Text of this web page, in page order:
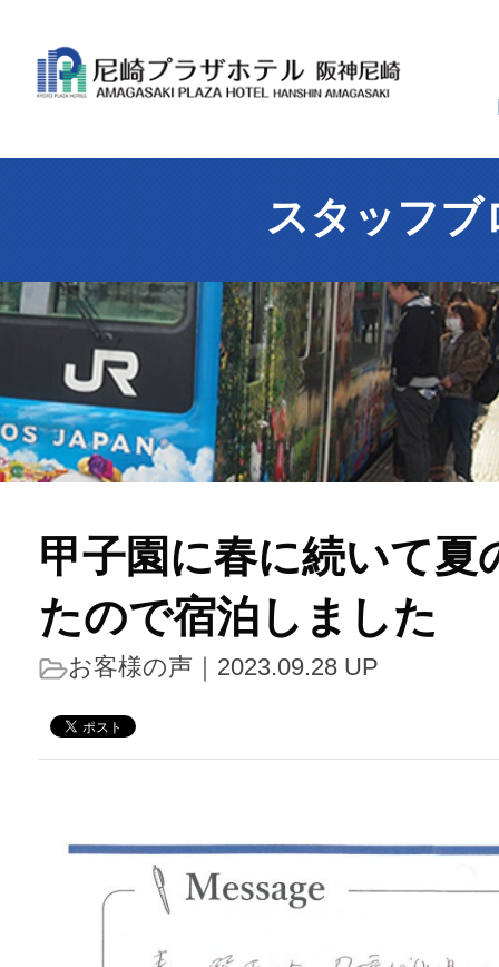
スタッフブ
甲子園に春に続いて夏
たので宿泊しました
お客様の声 ｜2023.09.28 UP